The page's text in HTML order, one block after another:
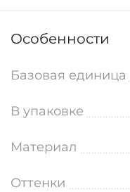
Особенности
Базовая единица
В упаковке
Материал
Оттенки